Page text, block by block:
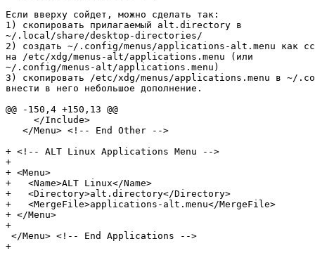
Если вверху сойдет, можно сделать так:
1) скопировать прилагаемый alt.directory в
~/.local/share/desktop-directories/
2) создать ~/.config/menus/applications-alt.menu как
на /etc/xdg/menus-alt/applications.menu (или
~/.config/menus-alt/applications.menu)
3) скопировать /etc/xdg/menus/applications.menu в ~/
внести в него небольшое дополнение.
@@ -150,4 +150,13 @@
     </Include>
   </Menu> <!-- End Other -->
+ <!-- ALT Linux Applications Menu -->
+
+ <Menu>
+   <Name>ALT Linux</Name>
+   <Directory>alt.directory</Directory>
+   <MergeFile>applications-alt.menu</MergeFile>
+ </Menu>
+
</Menu> <!-- End Applications -->
+